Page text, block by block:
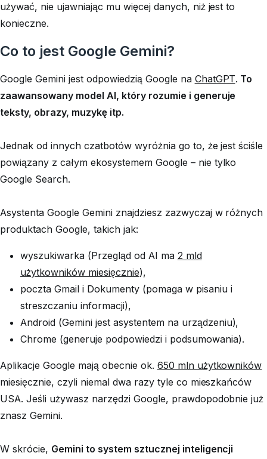
używać, nie ujawniając mu więcej danych, niż jest to
konieczne.
Co to jest Google Gemini?
Google Gemini jest odpowiedzią Google na ChatGPT. To
zaawansowany model AI, który rozumie i generuje
teksty, obrazy, muzykę itp.
Jednak od innych czatbotów wyróżnia go to, że jest ściśle
powiązany z całym ekosystemem Google – nie tylko
Google Search.
Asystenta Google Gemini znajdziesz zazwyczaj w różnych
produktach Google, takich jak:
wyszukiwarka (Przegląd od AI ma 2 mld
użytkowników miesięcznie),
poczta Gmail i Dokumenty (pomaga w pisaniu i
streszczaniu informacji),
Android (Gemini jest asystentem na urządzeniu),
Chrome (generuje podpowiedzi i podsumowania).
Aplikacje Google mają obecnie ok. 650 mln użytkowników
miesięcznie, czyli niemal dwa razy tyle co mieszkańców
USA. Jeśli używasz narzędzi Google, prawdopodobnie już
znasz Gemini.
W skrócie, Gemini to system sztucznej inteligencji